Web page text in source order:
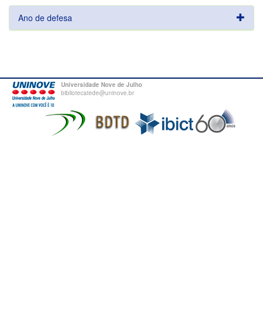
Ano de defesa
Universidade Nove de Julho
bibliotecatede@uninove.br